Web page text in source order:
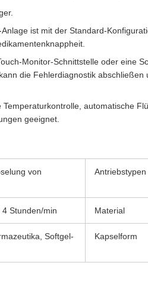
ist mit der Standard-
Monitor-Schnittstelle oder eine
die Fehlerdiagnostik abschließen
automatische
geeignet.
von
Antriebstypen
Stunden/min Material
Softgel-
Kapselform